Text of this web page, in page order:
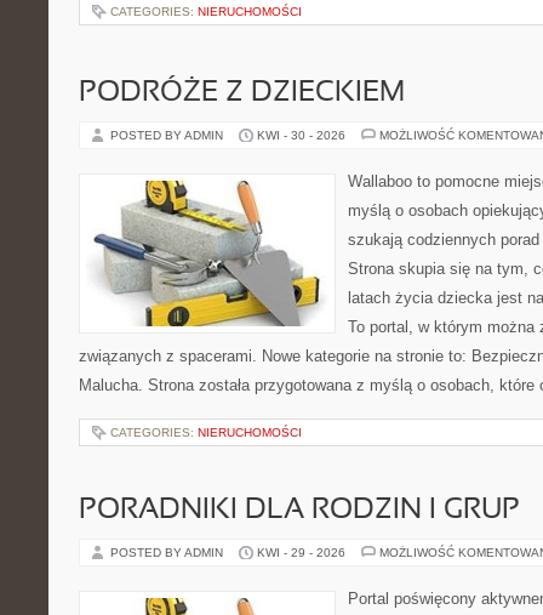
CATEGORIES: NIERUCHOMOŚCI
PODRÓŻE Z DZIECKIEM
POSTED BY ADMIN KWI - 30 - 2026 MOŻLIWOŚĆ
Wallaboo to pomocne
myślą o osobach
szukają codziennych
Strona skupia się na tym,
latach życia dziecka jest
To portal, w którym można
związanych z spacerami. Nowe kategorie na stronie to:
Malucha. Strona została przygotowana z myślą o osobach,
CATEGORIES: NIERUCHOMOŚCI
PORADNIKI DLA RODZIN I GRUP
POSTED BY ADMIN KWI - 29 - 2026 MOŻLIWOŚĆ
Portal poświęcony